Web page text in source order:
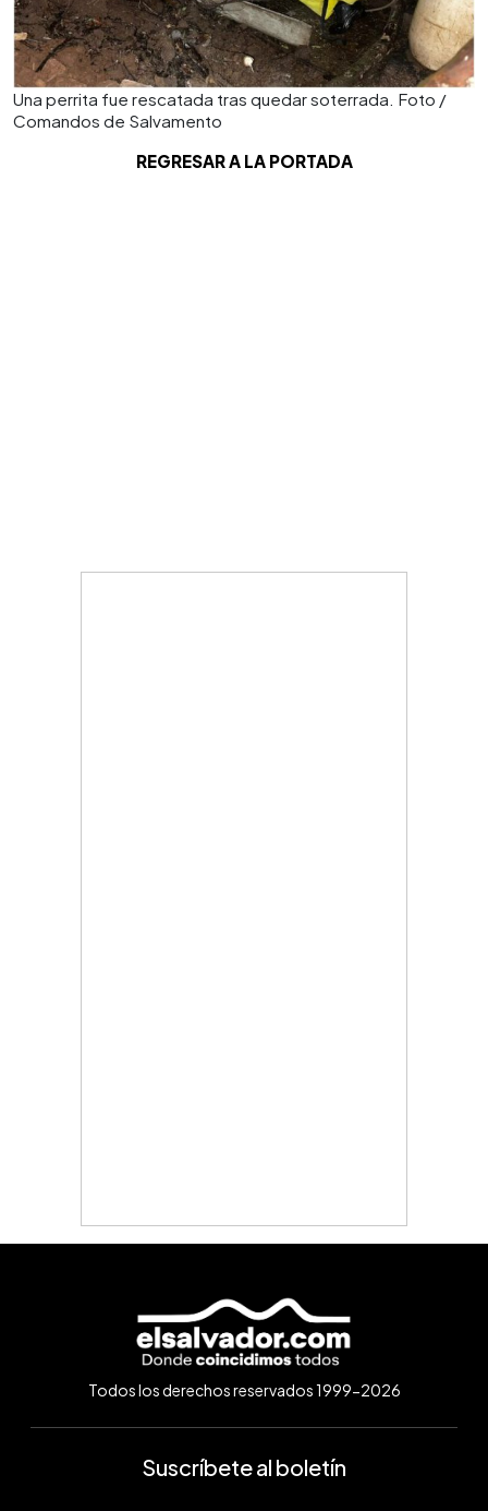
Una perrita fue rescatada tras quedar soterrada. Foto /
Comandos de Salvamento
REGRESAR A LA PORTADA
Todos los derechos reservados 1999-2026
Suscríbete al boletín